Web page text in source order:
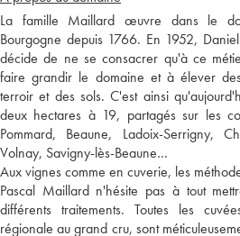
La famille Maillard œuvre dans le
Bourgogne depuis 1766. En 1952,
décide de ne se consacrer qu'à ce
faire grandir le domaine et à élever
terroir et des sols. C'est ainsi
deux hectares à 19, partagés sur les
Pommard, Beaune, Ladoix-Serrigny,
Volnay, Savigny-lès-Beaune…
Aux vignes comme en cuverie, les
Pascal Maillard n'hésite pas à tout
différents traitements. Toutes les
régionale au grand cru, sont